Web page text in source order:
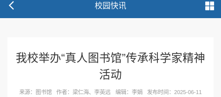
校园快讯
我校举办“真人图书馆”传承科学家精神
活动
来源：图书馆 作者：梁仁海、李英远 编辑：李娟
发布时间：2025-06-11